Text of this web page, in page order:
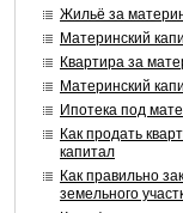
Жильё за
Материнский
Квартира за
Материнский
Ипотека под
Как продать
капитал
Как правильно
земельного